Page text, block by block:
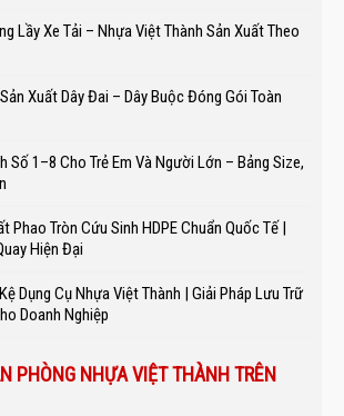
Lầy Xe Tải – Nhựa Việt Thành Sản Xuất Theo
Xuất Dây Đai – Dây Buộc Đóng Gói Toàn
Số 1–8 Cho Trẻ Em Và Người Lớn – Bảng Size,
Phao Tròn Cứu Sinh HDPE Chuẩn Quốc Tế |
Hiện Đại
Dụng Cụ Nhựa Việt Thành | Giải Pháp Lưu Trữ
Doanh Nghiệp
PHÒNG NHỰA VIỆT THÀNH TRÊN